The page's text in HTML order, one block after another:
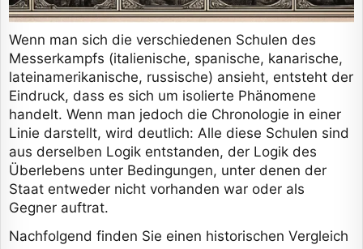
Wenn man sich die verschiedenen Schulen des
Messerkampfs (italienische, spanische, kanarische,
lateinamerikanische, russische) ansieht, entsteht der
Eindruck, dass es sich um isolierte Phänomene
handelt. Wenn man jedoch die Chronologie in einer
Linie darstellt, wird deutlich: Alle diese Schulen sind
aus derselben Logik entstanden, der Logik des
Überlebens unter Bedingungen, unter denen der
Staat entweder nicht vorhanden war oder als
Gegner auftrat.
Nachfolgend finden Sie einen historischen Vergleich